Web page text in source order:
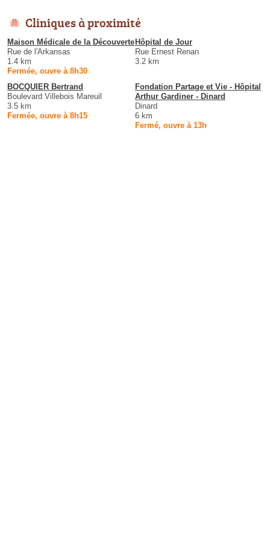
Cliniques à proximité
Maison Médicale de la Découverte
Rue de l'Arkansas
1.4 km
Fermée, ouvre à 8h30
Hôpital de Jour
Rue Ernest Renan
3.2 km
BOCQUIER Bertrand
Boulevard Villebois Mareuil
3.5 km
Fermée, ouvre à 8h15
Fondation Partage et Vie - Hôpital
Arthur Gardiner - Dinard
Dinard
6 km
Fermé, ouvre à 13h